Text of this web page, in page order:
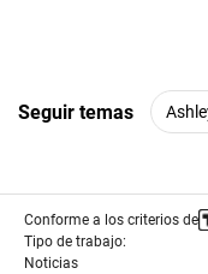
Seguir temas
Conforme a los criterios de
Tipo de trabajo:
Noticias